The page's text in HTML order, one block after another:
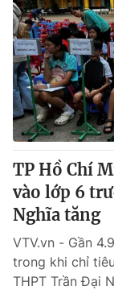
Học trực tuyến
Hitech Công
Sản phẩm
Thị trường
Tư vấn
Giao lưu trực
Lịch phát sóng
Chuyên mục khác
Emagazine
Photo
Video
TP Hồ Chí
vào lớp 6
Nghĩa tăng
VTV.vn - Gần
trong khi chỉ
THPT Trần Đại